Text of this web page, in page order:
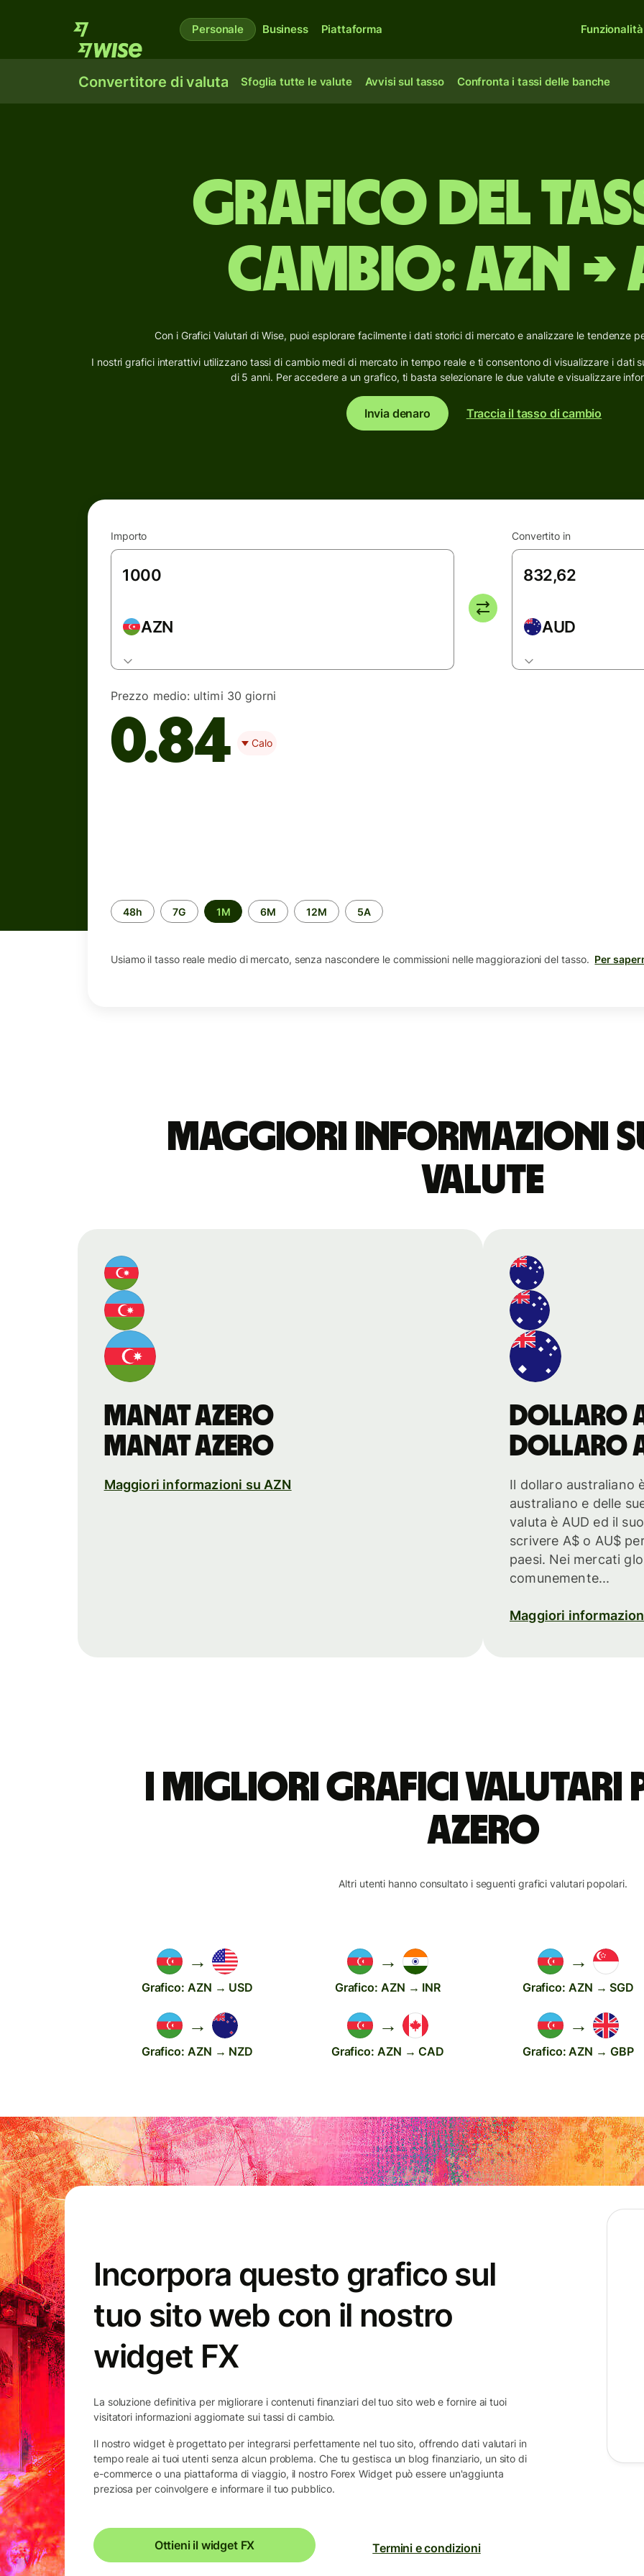
Personale Business Piattaforma Funzionalità
Convertitore di valuta Sfoglia tutte le valute Avvisi sul tasso Confronta i tassi delle banche
Grafico del
cambio: AZN →
Con i Grafici Valutari di Wise, puoi esplorare facilmente i dati storici di mercato e analizzare le tendenze
I nostri grafici interattivi utilizzano tassi di cambio medi di mercato in tempo reale e ti consentono di visualizzare i dati
di 5 anni. Per accedere a un grafico, ti basta selezionare le due valute e visualizzare
Invia denaro Traccia il tasso di cambio
Importo
AZN
Convertito in
AUD
Prezzo medio: ultimi 30 giorni
0.84 Calo
Periodo
di
48h 7G 1M 6M 12M 5A
Usiamo il tasso reale medio di mercato, senza nascondere le commissioni nelle maggiorazioni del tasso. Per
Maggiori informazioni
valute
manat azero
manat azero
Maggiori informazioni su AZN
dollaro
dollaro
Il dollaro australiano
australiano e delle
valuta è AUD ed il
scrivere A$ o AU$
paesi. Nei mercati
comunemente...
Maggiori
I migliori grafici valutari
azero
Altri utenti hanno consultato i seguenti grafici valutari popolari.
→
Grafico: AZN → USD
→
Grafico: AZN → INR
→
Grafico: AZN → SGD
→
Grafico: AZN → NZD
→
Grafico: AZN → CAD
→
Grafico: AZN → GBP
Incorpora questo grafico sul
tuo sito web con il nostro
widget FX
La soluzione definitiva per migliorare i contenuti finanziari del tuo sito web e fornire ai tuoi
visitatori informazioni aggiornate sui tassi di cambio.
Il nostro widget è progettato per integrarsi perfettamente nel tuo sito, offrendo dati valutari in
tempo reale ai tuoi utenti senza alcun problema. Che tu gestisca un blog finanziario, un sito di
e-commerce o una piattaforma di viaggio, il nostro Forex Widget può essere un'aggiunta
preziosa per coinvolgere e informare il tuo pubblico.
Ottieni il widget FX Termini e condizioni